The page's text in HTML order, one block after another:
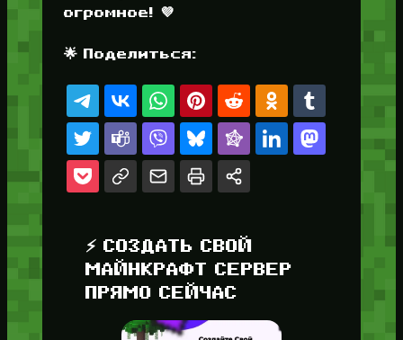
огромное! 💜
🌟 Поделиться:
⚡ СОЗДАТЬ СВОЙ
МАЙНКРАФТ СЕРВЕР
ПРЯМО СЕЙЧАС